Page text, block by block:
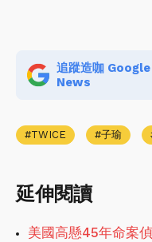
追蹤造咖 Google
News
TWICE 子瑜
延伸閱讀
美國高懸45年命案